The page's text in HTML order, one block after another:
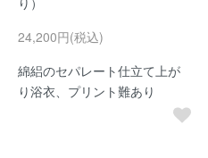
24,200円(税込)
綿絽のセパレート仕立て上が
り浴衣、プリント難あり